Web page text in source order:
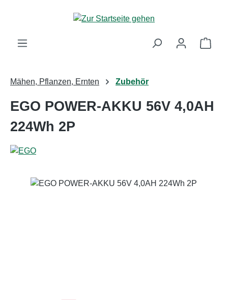
Zum Hauptinhalt springen
Mähen, Pflanzen, Ernten Zubehör
EGO POWER-AKKU 56V 4,0AH
224Wh 2P
Bildergalerie überspringen